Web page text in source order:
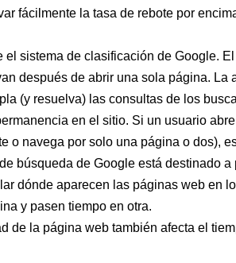
fácilmente la tasa de rebote por
sistema de clasificación de Google.
después de abrir una sola página. La
(y resuelva) las consultas de los
en el sitio. Si un usuario
o navega por solo una página o dos),
búsqueda de Google está destinado a
dónde aparecen las páginas web en
y pasen tiempo en otra.
de la página web también afecta el